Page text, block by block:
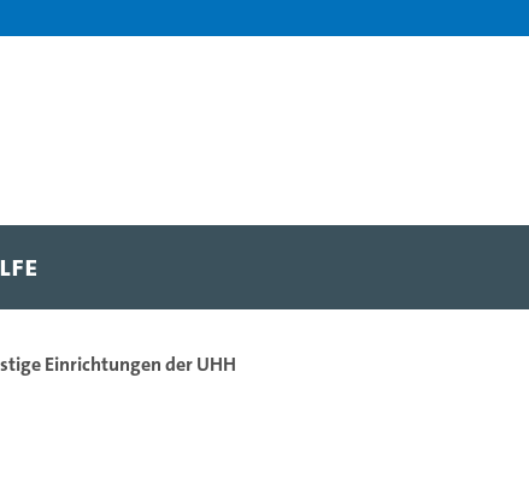
Einrichtungen der UHH